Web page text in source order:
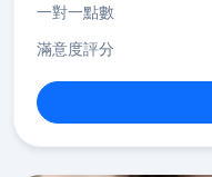
一對一點數
滿意度評分